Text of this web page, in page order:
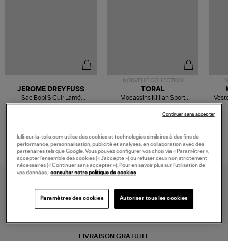
JEROME DREYFUSS
Sac Bobi S Cuir Lamé
Champagne
NOUVELLE COLLECTION
TORAL
Mocassins Killian Sport
Mousse
LIVRAISON GRATUITE
lulli-sur-la-toile.com utilise des cookies et technologies similaires à des fins de
performance, personnalisation, publicité et analyses, en collaboration avec des
partenaires tels que Google. Vous pouvez configurer vos choix via « Paramétrer »,
accepter l’ensemble des cookies (« J’accepte ») ou refuser ceux non strictement
nécessaires (« Continuer sans accepter »). Pour en savoir plus sur l’utilisation de
vos données, consulter notre politique de cookies
Paramètres des cookies Autoriser tous les cookies
Continuer sans accepter